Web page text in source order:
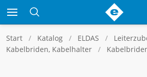
Start Katalog ELDAS
Kabelbriden, Kabelhalter